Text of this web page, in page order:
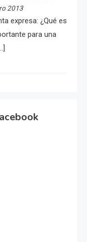
2013
expresa: ¿Qué es
para una